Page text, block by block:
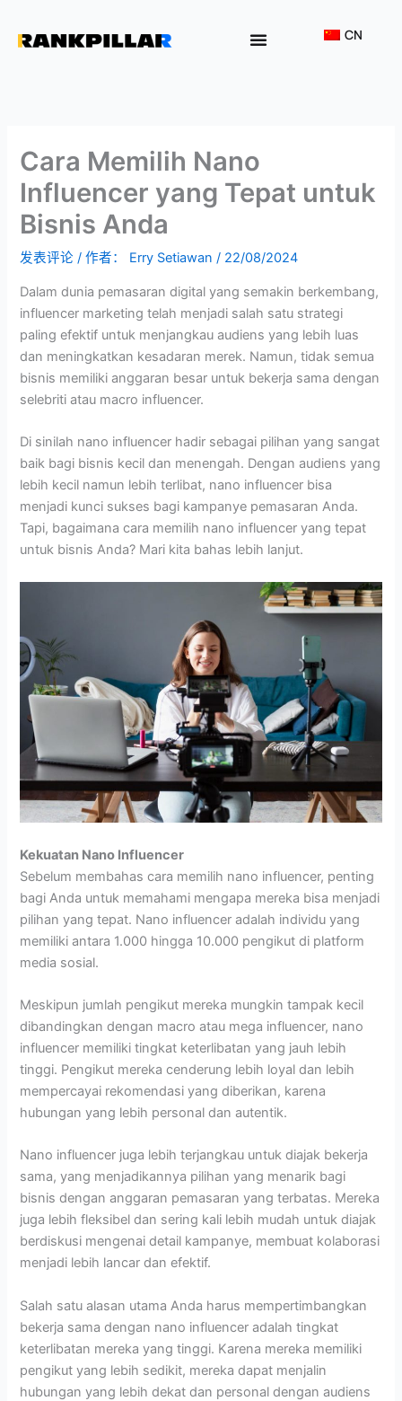
konten
CN
Cara Memilih Nano
Influencer yang Tepat untuk
Bisnis Anda
发表评论 / 作者： Erry Setiawan/ 22/08/2024
Dalam dunia pemasaran digital yang semakin berkembang,
influencer marketing telah menjadi salah satu strategi
paling efektif untuk menjangkau audiens yang lebih luas
dan meningkatkan kesadaran merek. Namun, tidak semua
bisnis memiliki anggaran besar untuk bekerja sama dengan
selebriti atau macro influencer.
Di sinilah nano influencer hadir sebagai pilihan yang sangat
baik bagi bisnis kecil dan menengah. Dengan audiens yang
lebih kecil namun lebih terlibat, nano influencer bisa
menjadi kunci sukses bagi kampanye pemasaran Anda.
Tapi, bagaimana cara memilih nano influencer yang tepat
untuk bisnis Anda? Mari kita bahas lebih lanjut.
Kekuatan Nano Influencer
Sebelum membahas cara memilih nano influencer, penting
bagi Anda untuk memahami mengapa mereka bisa menjadi
pilihan yang tepat. Nano influencer adalah individu yang
memiliki antara 1.000 hingga 10.000 pengikut di platform
media sosial.
Meskipun jumlah pengikut mereka mungkin tampak kecil
dibandingkan dengan macro atau mega influencer, nano
influencer memiliki tingkat keterlibatan yang jauh lebih
tinggi. Pengikut mereka cenderung lebih loyal dan lebih
mempercayai rekomendasi yang diberikan, karena
hubungan yang lebih personal dan autentik.
Nano influencer juga lebih terjangkau untuk diajak bekerja
sama, yang menjadikannya pilihan yang menarik bagi
bisnis dengan anggaran pemasaran yang terbatas. Mereka
juga lebih fleksibel dan sering kali lebih mudah untuk diajak
berdiskusi mengenai detail kampanye, membuat kolaborasi
menjadi lebih lancar dan efektif.
Salah satu alasan utama Anda harus mempertimbangkan
bekerja sama dengan nano influencer adalah tingkat
keterlibatan mereka yang tinggi. Karena mereka memiliki
pengikut yang lebih sedikit, mereka dapat menjalin
hubungan yang lebih dekat dan personal dengan audiens